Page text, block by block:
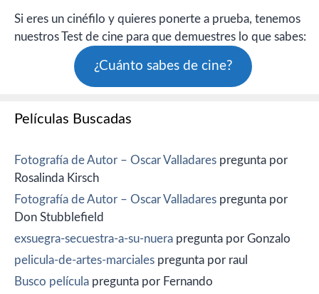
Si eres un cinéfilo y quieres ponerte a prueba, tenemos
nuestros Test de cine para que demuestres lo que sabes:
¿Cuánto sabes de cine?
Películas Buscadas
Fotografía de Autor – Oscar Valladares pregunta por
Rosalinda Kirsch
Fotografía de Autor – Oscar Valladares pregunta por
Don Stubblefield
exsuegra-secuestra-a-su-nuera pregunta por Gonzalo
pelicula-de-artes-marciales pregunta por raul
Busco película pregunta por Fernando